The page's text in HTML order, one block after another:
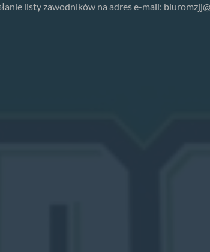
listy zawodników na adres e-mail: